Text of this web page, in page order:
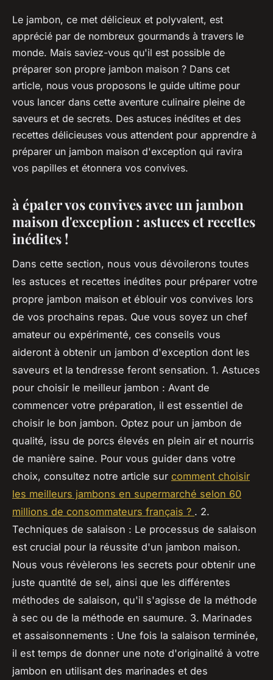
Le jambon, ce met délicieux et polyvalent, est
apprécié par de nombreux gourmands à travers le
monde. Mais saviez-vous qu'il est possible de
préparer son propre jambon maison ? Dans cet
article, nous vous proposons le guide ultime pour
vous lancer dans cette aventure culinaire pleine de
saveurs et de secrets. Des astuces inédites et des
recettes délicieuses vous attendent pour apprendre à
préparer un jambon maison d'exception qui ravira
vos papilles et étonnera vos convives.
à épater vos convives avec un jambon
maison d'exception : astuces et recettes
inédites !
Dans cette section, nous vous dévoilerons toutes
les astuces et recettes inédites pour préparer votre
propre jambon maison et éblouir vos convives lors
de vos prochains repas. Que vous soyez un chef
amateur ou expérimenté, ces conseils vous
aideront à obtenir un jambon d'exception dont les
saveurs et la tendresse feront sensation. 1. Astuces
pour choisir le meilleur jambon : Avant de
commencer votre préparation, il est essentiel de
choisir le bon jambon. Optez pour un jambon de
qualité, issu de porcs élevés en plein air et nourris
de manière saine. Pour vous guider dans votre
choix, consultez notre article sur comment choisir
les meilleurs jambons en supermarché selon 60
millions de consommateurs français ? . 2.
Techniques de salaison : Le processus de salaison
est crucial pour la réussite d'un jambon maison.
Nous vous révèlerons les secrets pour obtenir une
juste quantité de sel, ainsi que les différentes
méthodes de salaison, qu'il s'agisse de la méthode
à sec ou de la méthode en saumure. 3. Marinades
et assaisonnements : Une fois la salaison terminée,
il est temps de donner une note d'originalité à votre
jambon en utilisant des marinades et des